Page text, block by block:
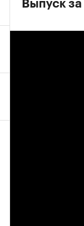
Выпуск